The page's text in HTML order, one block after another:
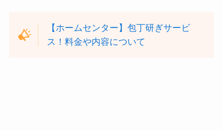
【ホームセンター】包丁研ぎサービ
ス！料金や内容について